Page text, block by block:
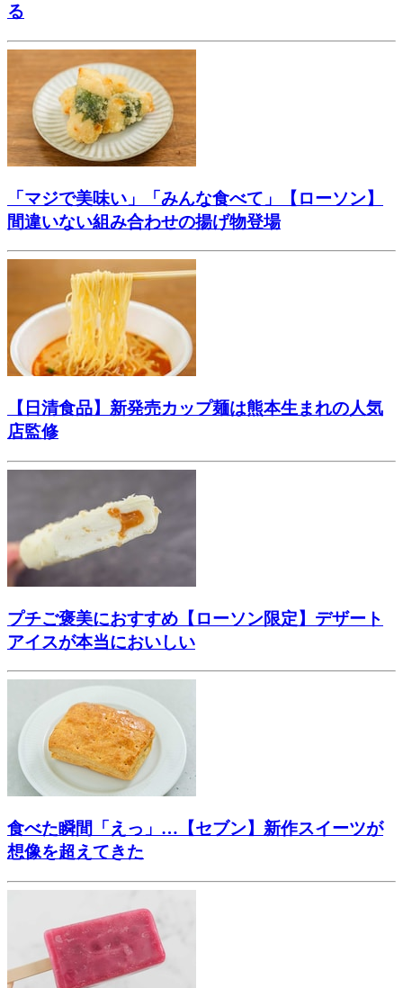
る
「マジで美味い」「みんな食べて」【ローソン】
間違いない組み合わせの揚げ物登場
【日清食品】新発売カップ麺は熊本生まれの人気
店監修
プチご褒美におすすめ【ローソン限定】デザート
アイスが本当においしい
食べた瞬間「えっ」…【セブン】新作スイーツが
想像を超えてきた